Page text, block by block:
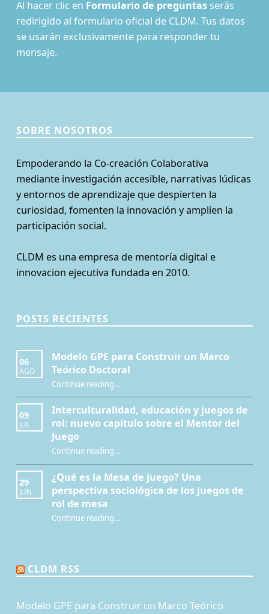
Al hacer clic en Formulario de preguntasserás
redirigido al formulario oficial de CLDM. Tus datos
se usarán exclusivamente para responder tu
mensaje.
SOBRE NOSOTROS
Empoderando la Co-creación Colaborativa
mediante investigación accesible, narrativas lúdicas
y entornos de aprendizaje que despierten la
curiosidad, fomenten la innovación y amplíen la
participación social.
CLDM es una empresa de mentoría digital e
innovacion ejecutiva fundada en 2010.
POSTS RECIENTES
06
AGO
Modelo GPE para Construir un Marco
Teórico Doctoral
Continue reading“Modelo GPE para Construir un Marco Teórico Doctoral”
…
09
JUL
Interculturalidad, educación y juegos de
rol: nuevo capítulo sobre el Mentor del
Juego
Continue reading“Interculturalidad, educación y juegos de rol: nuevo capítulo sobre el Mentor del Juego”
…
29
JUN
¿Qué es la Mesa de juego? Una
perspectiva sociológica de los juegos de
rol de mesa
Continue reading“¿Qué es la Mesa de juego? Una perspectiva sociológica de los juegos de rol de mesa”
…
CLDM RSS
Modelo GPE para Construir un Marco Teórico